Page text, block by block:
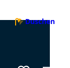
Duschen